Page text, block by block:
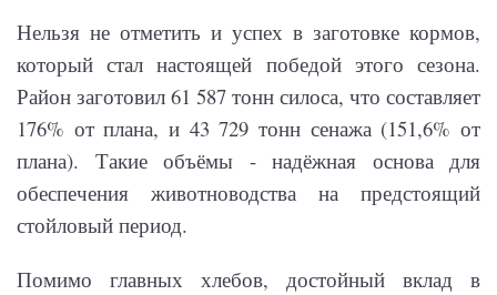
Нельзя не отметить и успех в заготовке кормов,
который стал настоящей победой этого сезона.
Район заготовил 61 587 тонн силоса, что составляет
176% от плана, и 43 729 тонн сенажа (151,6% от
плана). Такие объёмы - надёжная основа для
обеспечения животноводства на предстоящий
стойловый период.
Помимо главных хлебов, достойный вклад в